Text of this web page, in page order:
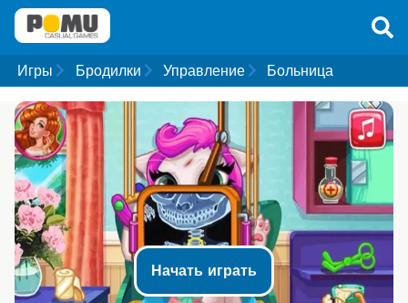
Игры Бродилки Управление Больница
Начать играть